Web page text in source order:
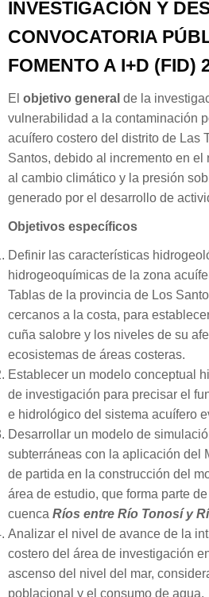
INVESTIGACIÓN Y
CONVOCATORIA
FOMENTO A I+D (FID)
El objetivo general de la
vulnerabilidad a la contaminación
acuífero costero del distrito de Las
Santos, debido al incremento en el
al cambio climático y la presión
generado por el desarrollo de
Objetivos específicos
Definir las características
hidrogeoquímicas de la zona
Tablas de la provincia de Los
cercanos a la costa, para
cuña salobre y los niveles de su
ecosistemas de áreas costeras.
Establecer un modelo conceptual
de investigación para precisar el
e hidrológico del sistema acuífero
Desarrollar un modelo de
subterráneas con la aplicación del
de partida en la construcción del
área de estudio, que forma parte
cuenca Ríos entre Río Tonosí y
Analizar el nivel de avance de la
costero del área de investigación
ascenso del nivel del mar,
poblacional y el consumo de agua.